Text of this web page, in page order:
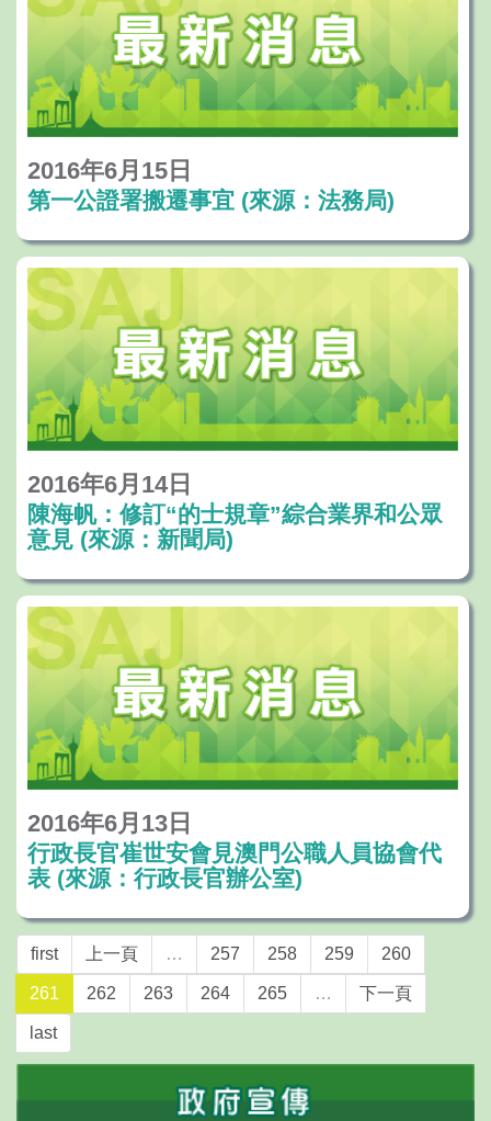
2016年6月15日
第一公證署搬遷事宜 (來源：法務局)
2016年6月14日
陳海帆：修訂“的士規章”綜合業界和公眾
意見 (來源：新聞局)
2016年6月13日
行政長官崔世安會見澳門公職人員協會代
表 (來源：行政長官辦公室)
first 上一頁 … 257 258 259 260
261 262 263 264 265 … 下一頁
last